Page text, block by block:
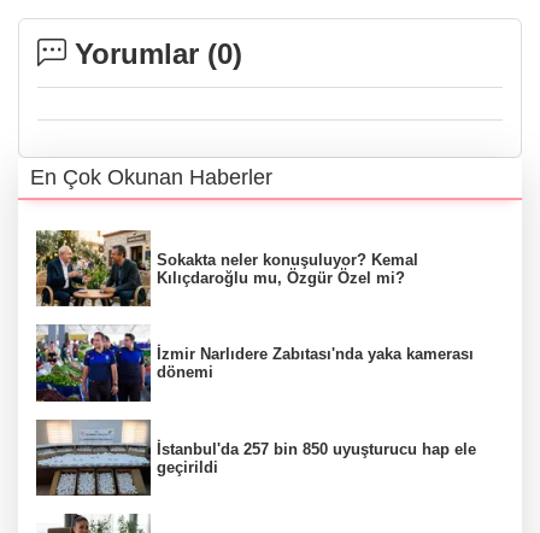
Yorumlar (0)
En Çok Okunan Haberler
Sokakta neler konuşuluyor? Kemal
Kılıçdaroğlu mu, Özgür Özel mi?
İzmir Narlıdere Zabıtası'nda yaka kamerası
dönemi
İstanbul'da 257 bin 850 uyuşturucu hap ele
geçirildi